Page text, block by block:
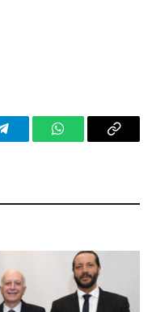
TelegramWhatsAppCopy